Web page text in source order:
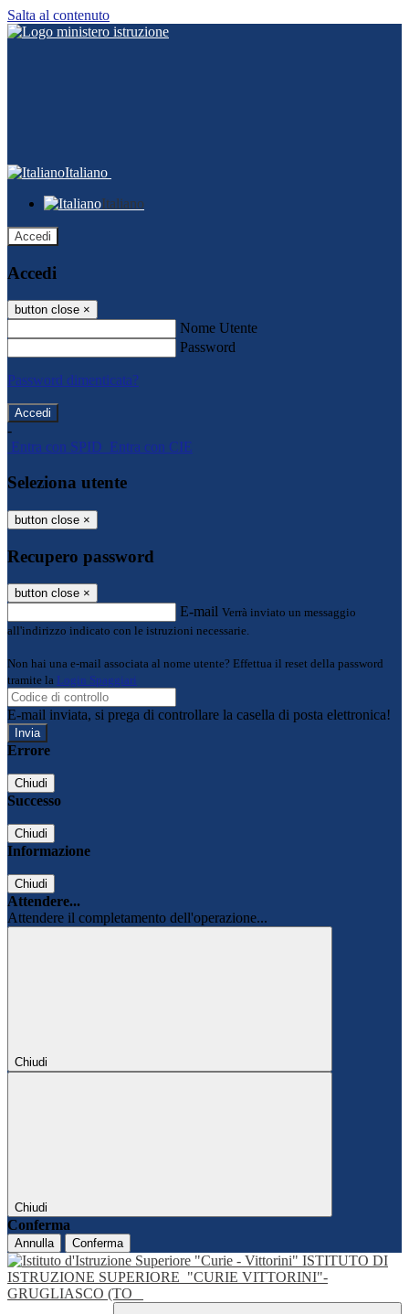
Salta al contenuto
Italiano
Italiano
Accedi
Accedi
button close ×
Nome Utente
Password
Password dimenticata?
-
Entra con SPID Entra con CIE
Seleziona utente
button close ×
Recupero password
button close ×
E-mail Verrà inviato un messaggio
all'indirizzo indicato con le istruzioni necessarie.
Non hai una e-mail associata al nome utente? Effettua il reset della password
tramite la Login Spaggiari
E-mail inviata, si prega di controllare la casella di posta elettronica!
Errore
Chiudi
Successo
Chiudi
Informazione
Chiudi
Attendere...
Attendere il completamento dell'operazione...
Chiudi
Chiudi
Conferma
Annulla Conferma
ISTITUTO DI
ISTRUZIONE SUPERIORE "CURIE VITTORINI"-
GRUGLIASCO (TO